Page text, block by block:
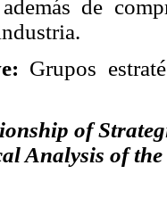
de
Grupos
of
Analysis of